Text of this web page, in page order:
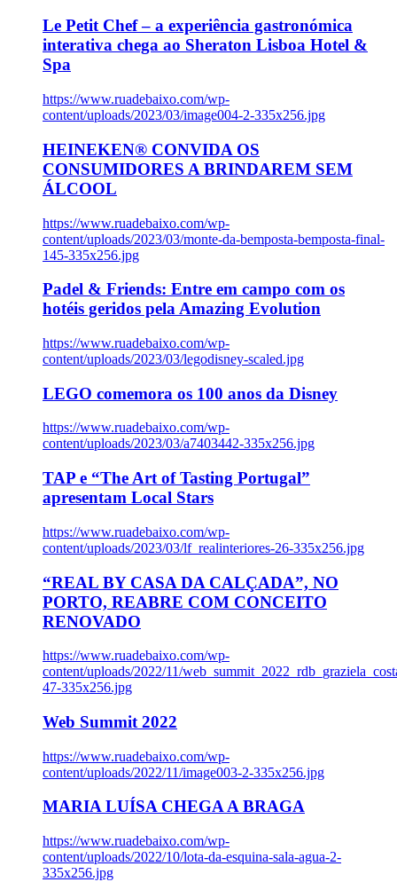
Le Petit Chef – a experiência gastronómica
interativa chega ao Sheraton Lisboa Hotel &
Spa
https://www.ruadebaixo.com/wp-
content/uploads/2023/03/image004-2-335x256.jpg
HEINEKEN® CONVIDA OS
CONSUMIDORES A BRINDAREM SEM
ÁLCOOL
https://www.ruadebaixo.com/wp-
content/uploads/2023/03/monte-da-bemposta-bemposta-final-
145-335x256.jpg
Padel & Friends: Entre em campo com os
hotéis geridos pela Amazing Evolution
https://www.ruadebaixo.com/wp-
content/uploads/2023/03/legodisney-scaled.jpg
LEGO comemora os 100 anos da Disney
https://www.ruadebaixo.com/wp-
content/uploads/2023/03/a7403442-335x256.jpg
TAP e “The Art of Tasting Portugal”
apresentam Local Stars
https://www.ruadebaixo.com/wp-
content/uploads/2023/03/lf_realinteriores-26-335x256.jpg
“REAL BY CASA DA CALÇADA”, NO
PORTO, REABRE COM CONCEITO
RENOVADO
https://www.ruadebaixo.com/wp-
content/uploads/2022/11/
47-335x256.jpg
Web Summit 2022
https://www.ruadebaixo.com/wp-
content/uploads/2022/11/image003-2-335x256.jpg
MARIA LUÍSA CHEGA A BRAGA
https://www.ruadebaixo.com/wp-
content/uploads/2022/10/lota-da-esquina-sala-agua-2-
335x256.jpg